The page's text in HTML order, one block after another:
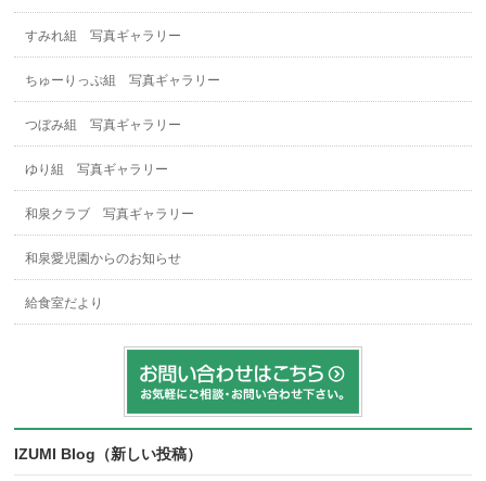
すみれ組 写真ギャラリー
ちゅーりっぷ組 写真ギャラリー
つぼみ組 写真ギャラリー
ゆり組 写真ギャラリー
和泉クラブ 写真ギャラリー
和泉愛児園からのお知らせ
給食室だより
IZUMI Blog（新しい投稿）